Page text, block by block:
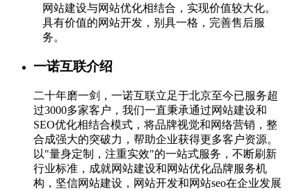
网站建设与网站优化相结合，实现价值较大化。
具有价值的网站开发，别具一格，完善售后服
务。
一诺互联介绍
二十年磨一剑，一诺互联立足于北京至今已服务超
过3000多家客户，我们一直秉承通过网站建设和
SEO优化相结合模式，将品牌视觉和网络营销，整
合成强大的突破力，帮助企业获得更多客户资源。
以"量身定制，注重实效"的一站式服务，不断刷新
行业标准，成就网站建设和网站优化品牌服务机
构，坚信网站建设，网站开发和网站seo在企业发展